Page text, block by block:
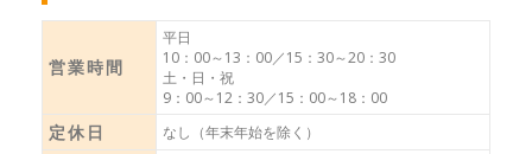
営業時間
平日
10：00～13：00／15：30～20：30
土・日・祝
9：00～12：30／15：00～18：00
定休日 なし（年末年始を除く）